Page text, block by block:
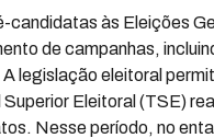
candidatas às Eleições
de campanhas,
legislação eleitoral
Superior Eleitoral (TSE)
Nesse período, no